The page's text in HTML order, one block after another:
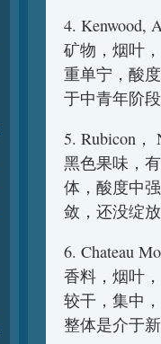
4. Kenwood,
矿物，烟叶
重单宁，酸
于中青年阶
5. Rubicon，
黑色果味，
体，酸度中
敛，还没绽
6. Chateau
香料，烟叶
较干，集中
整体是介于